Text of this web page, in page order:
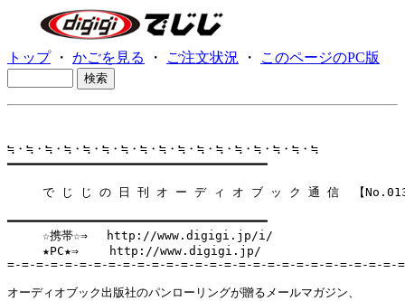
トップ・ かごを見る ・ ご注文状況 ・ このページのPC版
≒・≒・≒・≒・≒・≒・≒・≒・≒・≒・≒・≒・≒・≒・≒・≒・≒
━━━━━━━━━━━━━━━━━━━━━━━━━━━━━━━━━━━━
で じ じ の 日 刊 オ ー デ ィ オ ブ ッ ク 通 信  【
━━━━━━━━━━━━━━━━━━━━━━━━━━━━━━━━━━━━
☆携帯☆⇒　 http://www.digigi.jp/i/
★PC★⇒　　 http://www.digigi.jp/
=-=-=-=-=-=-=-=-=-=-=-=-=-=-=-=-=-=-=-=-=-=-=-=-=-=-=-
オーディオブック出版社のパンローリングが贈るメールマガジン、